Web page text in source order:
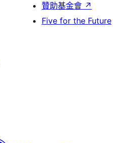
贊助基金會 ↗
Five for the Future